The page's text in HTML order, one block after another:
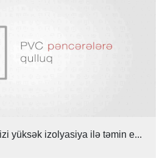
yüksək izolyasiya ilə təmin e...